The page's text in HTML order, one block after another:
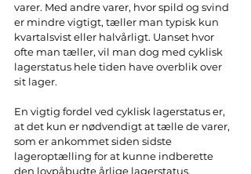
varer. Med andre varer, hvor spild og svind
er mindre vigtigt, tæller man typisk kun
kvartalsvist eller halvårligt. Uanset hvor
ofte man tæller, vil man dog med cyklisk
lagerstatus hele tiden have overblik over
sit lager.
En vigtig fordel ved cyklisk lagerstatus er,
at det kun er nødvendigt at tælle de varer,
som er ankommet siden sidste
lageroptælling for at kunne indberette
den lovpåbudte årlige lagerstatus.